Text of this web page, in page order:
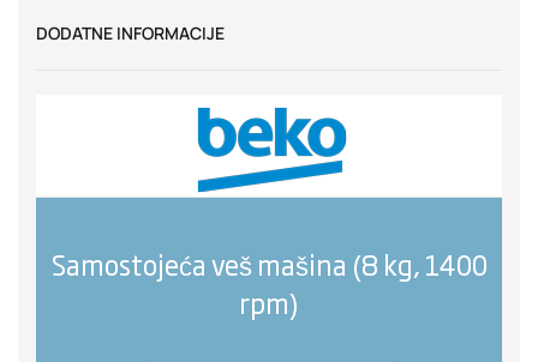
DODATNE INFORMACIJE
Samostojeća veš mašina (8 kg, 1400
rpm)